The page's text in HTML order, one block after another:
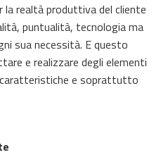
la realtà produttiva del cliente
puntualità, tecnologia ma
sua necessità. E questo
e realizzare degli elementi
caratteristiche e soprattutto